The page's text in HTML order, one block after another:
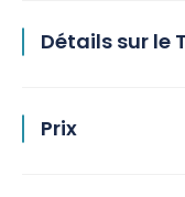
Détails sur le
Prix